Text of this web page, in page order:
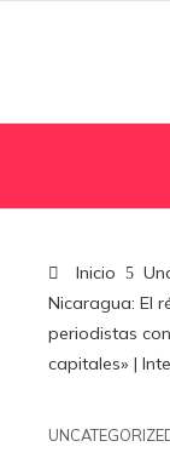
Inicio
Nicaragua: El
periodistas
capitales» |